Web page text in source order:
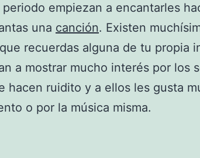
periodo empiezan a encantarles
una canción. Existen
recuerdas alguna de tu propia
a mostrar mucho interés por los
hacen ruidito y a ellos les gusta
o por la música misma.